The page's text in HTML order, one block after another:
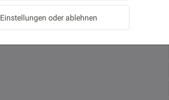
Einstellungen oder ablehnen